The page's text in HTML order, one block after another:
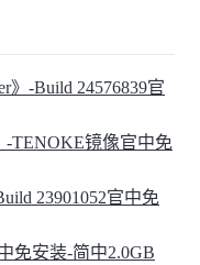
曝光度，并在整个
》-Build 24576839官
-TENOKE镜像官中免
23901052官中免
免安装-简中2.0GB